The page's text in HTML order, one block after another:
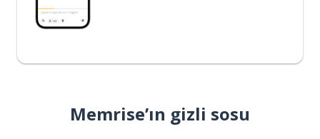
Memrise’ın gizli sosu